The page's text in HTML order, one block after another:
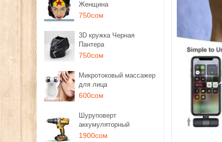
Женщина
750сом
3D кружка Черная
Пантера
750сом
Микротоковый массажер
для лица
600сом
Шуруповерт
аккумуляторный
1900сом